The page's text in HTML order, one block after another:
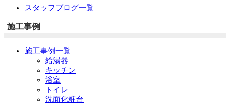
スタッフブログ一覧
施工事例
施工事例一覧
給湯器
キッチン
浴室
トイレ
洗面化粧台